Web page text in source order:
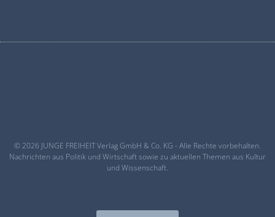
© 2026 JUNGE FREIHEIT Verlag GmbH & Co. KG - Alle Rechte vorbehalten.
Nachrichten aus Politik und Wirtschaft sowie zu aktuellen Themen aus Kultur
und Wissenschaft.